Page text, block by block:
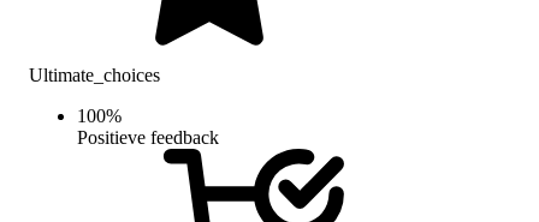
Ultimate_choices
100%
Positieve feedback